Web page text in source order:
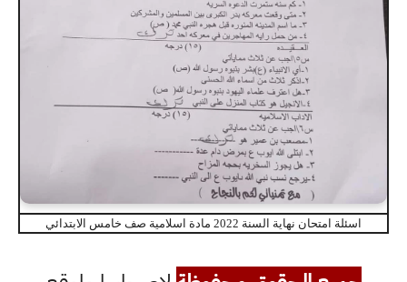
اسئلة امتحان نهاية السنة 2022 مادة اسلامية صف خامس الابتدائي